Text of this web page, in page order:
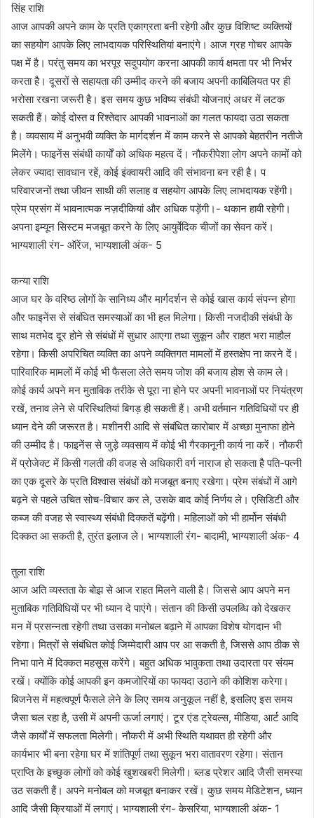
सिंह राशि
आज आपकी अपने काम के प्रति एकाग्रता बनी रहेगी और कुछ विशिष्ट व्यक्तियों
का सहयोग आपके लिए लाभदायक परिस्थितियां बनाएंगे। आज ग्रह गोचर आपके
पक्ष में है। परंतु समय का भरपूर सदुपयोग करना आपकी कार्य क्षमता पर भी निर्भर
करता है। दूसरों से सहायता की उम्मीद करने की बजाय अपनी काबिलियत पर ही
भरोसा रखना जरूरी है। इस समय कुछ भविष्य संबंधी योजनाएं अधर में लटक
सकती हैं। कोई दोस्त व रिश्तेदार आपकी भावनाओं का गलत फायदा उठा सकता
है। व्यवसाय में अनुभवी व्यक्ति के मार्गदर्शन में काम करने से आपको बेहतरीन नतीजे
मिलेंगे। फाइनेंस संबंधी कार्यों को अधिक महत्व दें। नौकरीपेशा लोग अपने कामों को
लेकर ज्यादा सावधान रहें, कोई इंक्वायरी आदि की संभावना बन रही है। प
परिवारजनों तथा जीवन साथी की सलाह व सहयोग आपके लिए लाभदायक रहेंगी।
प्रेम प्रसंग में भावनात्मक नज़दीकियां और अधिक पड़ेंगी।- थकान हावी रहेगी।
अपना इम्यून सिस्टम मजबूत करने के लिए आयुर्वेदिक चीजों का सेवन करें।
भाग्यशाली रंग- ऑरेंज, भाग्यशाली अंक- 5
कन्या राशि
आज घर के वरिष्ठ लोगों के सानिध्य और मार्गदर्शन से कोई खास कार्य संपन्न होगा
और फाइनेंस से संबंधित समस्याओं का भी हल मिलेगा। किसी नजदीकी संबंधी के
साथ मतभेद दूर होने से संबंधों में सुधार आएगा तथा सुकून और राहत भरा माहौल
रहेगा। किसी अपरिचित व्यक्ति का अपने व्यक्तिगत मामलों में हस्तक्षेप ना करने दें।
पारिवारिक मामलों में कोई भी फैसला लेते समय जोश की बजाय होश से काम ले।
कोई कार्य अपने मन मुताबिक तरीके से पूरा ना होने पर अपनी भावनाओं पर नियंत्रण
रखें, तनाव लेने से परिस्थितियां बिगड़ ही सकती हैं। अभी वर्तमान गतिविधियों पर ही
ध्यान देने की जरूरत है। मशीनरी आदि से संबंधित कारोबार में अच्छा मुनाफा होने
की उम्मीद है। फाइनेंस से जुड़े व्यवसाय में कोई भी गैरकानूनी कार्य ना करें। नौकरी
में प्रोजेक्ट में किसी गलती की वजह से अधिकारी वर्ग नाराज हो सकता है पति-पत्नी
का एक दूसरे के प्रति विश्वास संबंधों को मजबूत बनाए रखेगा। प्रेम संबंधों में आगे
बढ़ने से पहले उचित सोच-विचार कर ले, उसके बाद कोई निर्णय ले। एसिडिटी और
कब्ज की वजह से स्वास्थ्य संबंधी दिक्कतें बढ़ेंगी। महिलाओं को भी हार्मोन संबंधी
दिक्कत आ सकती है, तुरंत इलाज ले। भाग्यशाली रंग- बादामी, भाग्यशाली अंक- 4
तुला राशि
आज अति व्यस्तता के बोझ से आज राहत मिलने वाली है। जिससे आप अपने मन
मुताबिक गतिविधियों पर भी ध्यान दे पाएंगे। संतान की किसी उपलब्धि को देखकर
मन में प्रसन्नता रहेगी तथा उसका मनोबल बढ़ाने में आपका विशेष योगदान भी
रहेगा। मित्रों से संबंधित कोई जिम्मेदारी आप पर आ सकती है, जिससे आप ठीक से
निभा पाने में दिक्कत महसूस करेंगे। बहुत अधिक भावुकता तथा उदारता पर संयम
रखें। क्योंकि कोई आपकी इन कमजोरियों का फायदा उठाने की कोशिश करेगा।
बिजनेस में महत्वपूर्ण फैसले लेने के लिए समय अनुकूल नहीं है, इसलिए इस समय
जैसा चल रहा है, उसी में अपनी ऊर्जा लगाएं। टूर एंड ट्रेवल्स, मीडिया, आर्ट आदि
जैसे कार्यों में सफलता मिलेगी। नौकरी में अभी स्थिति यथावत ही रहेगी और
कार्यभार भी बना रहेगा घर में शांतिपूर्ण तथा सुकून भरा वातावरण रहेगा। संतान
प्राप्ति के इच्छुक लोगों को कोई खुशखबरी मिलेगी। ब्लड प्रेशर आदि जैसी समस्या
उठ सकती हैं। अपने मनोबल को मजबूत बनाकर रखें। कुछ समय मेडिटेशन, ध्यान
आदि जैसी क्रियाओं में लगाएं। भाग्यशाली रंग- केसरिया, भाग्यशाली अंक- 1